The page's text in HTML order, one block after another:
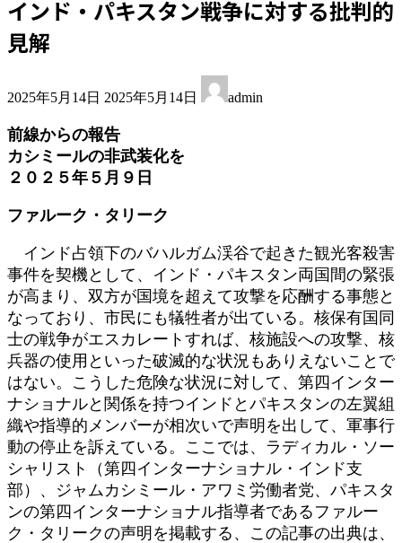
インド・パキスタン戦争に対する批判的
見解
2025年5月14日 終
新
日
時
2025年5月14日 admin
前線からの報告
カシミールの非武装化を
２０２５年５月９日
ファルーク・タリーク
インド占領下のバハルガム渓谷で起きた観光客殺害
事件を契機として、インド・パキスタン両国間の緊張
が高まり、双方が国境を超えて攻撃を応酬する事態と
なっており、市民にも犠牲者が出ている。核保有国同
士の戦争がエスカレートすれば、核施設への攻撃、核
兵器の使用といった破滅的な状況もありえないことで
はない。こうした危険な状況に対して、第四インター
ナショナルと関係を持つインドとパキスタンの左翼組
織や指導的メンバーが相次いで声明を出して、軍事行
動の停止を訴えている。ここでは、ラディカル・ソー
シャリスト（第四インターナショナル・インド支
部）、ジャムカシミール・アワミ労働者党、パキスタ
ンの第四インターナショナル指導者であるファルー
ク・タリークの声明を掲載する、この記事の出典は、